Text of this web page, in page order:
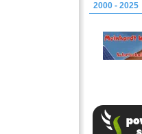
2000 - 2025